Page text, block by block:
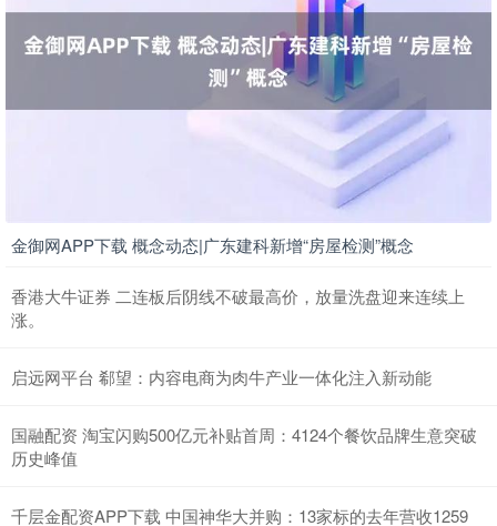
金御网APP下载 概念动态|广东建科新增“房屋检测”概念
香港大牛证券 二连板后阴线不破最高价，放量洗盘迎来连续上
涨。
启远网平台 郗望：内容电商为肉牛产业一体化注入新动能
国融配资 淘宝闪购500亿元补贴首周：4124个餐饮品牌生意突破
历史峰值
千层金配资APP下载 中国神华大并购：13家标的去年营收1259